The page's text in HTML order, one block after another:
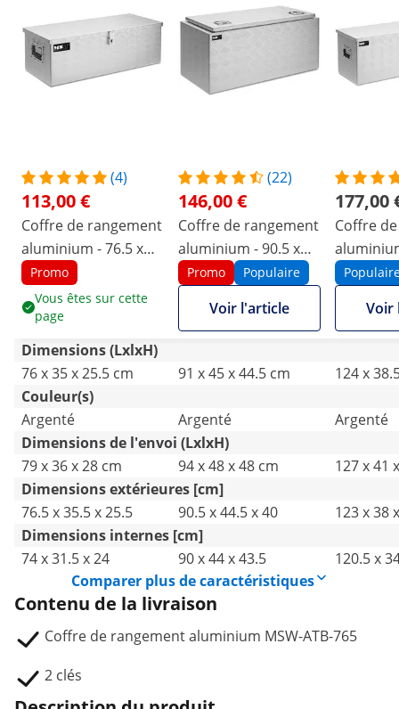
(4)
113,00 €
Coffre de rangement
aluminium - 76.5 x
35.5 x 25.5 cm - 56 l
Promo
Vous êtes sur cette
page
(22)
146,00 €
Coffre de rangement
aluminium - 90.5 x
44.5 x 40 cm - 172 l
Promo Populaire
Voir l'article
177,00
Coffre
x 38 cm
Voir
Dimensions (LxlxH)
76 x 35 x 25.5 cm
91 x 45 x 44.5 cm
124 x
Couleur(s)
Argenté
Argenté
Argenté
Dimensions de l'envoi (LxlxH)
79 x 36 x 28 cm
94 x 48 x 48 cm
127 x 41
Dimensions extérieures [cm]
76.5 x 35.5 x 25.5
90.5 x 44.5 x 40
123 x 38
Dimensions internes [cm]
74 x 31.5 x 24
90 x 44 x 43.5
120.5 x
Comparer plus de caractéristiques
Contenu de la livraison
Coffre de rangement aluminium MSW-ATB-765
2 clés